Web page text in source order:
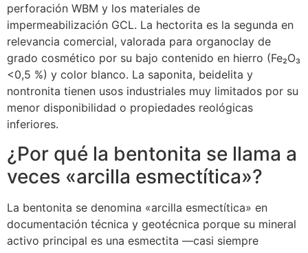
perforación WBM y los materiales de
impermeabilización GCL. La hectorita es la segunda en
relevancia comercial, valorada para organoclay de
grado cosmético por su bajo contenido en hierro (Fe₂O₃
<0,5 %) y color blanco. La saponita, beidelita y
nontronita tienen usos industriales muy limitados por su
menor disponibilidad o propiedades reológicas
inferiores.
¿Por qué la bentonita se llama a
veces «arcilla esmectítica»?
La bentonita se denomina «arcilla esmectítica» en
documentación técnica y geotécnica porque su mineral
activo principal es una esmectita —casi siempre